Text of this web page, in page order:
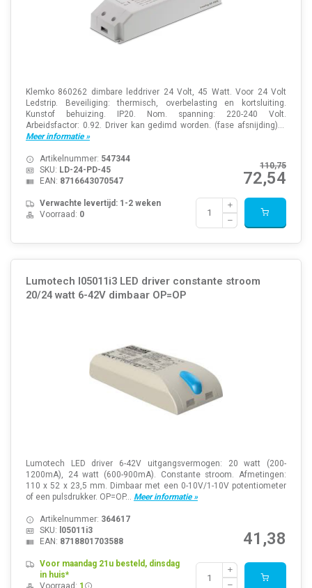
Klemko 860262 dimbare leddriver 24 Volt, 45 Watt. Voor 24 Volt
Ledstrip. Beveiliging: thermisch, overbelasting en kortsluiting.
Kunstof behuizing. IP20. Nom. spanning: 220-240 Volt.
Arbeidsfactor: 0.92. Driver kan gedimd worden. (fase afsnijding)...
Meer informatie »
110,75
72,54
Artikelnummer: 547344
SKU: LD-24-PD-45
EAN: 8716643070547
Verwachte levertijd: 1-2 weken
Voorraad: 0
Lumotech l05011i3 LED driver constante stroom
20/24 watt 6-42V dimbaar OP=OP
Lumotech LED driver 6-42V uitgangsvermogen: 20 watt (200-
1200mA), 24 watt (600-900mA). Constante stroom. Afmetingen:
110 x 52 x 23,5 mm. Dimbaar met een 0-10V/1-10V potentiometer
of een pulsdrukker. OP=OP... Meer informatie »
41,38
Artikelnummer: 364617
SKU: l05011i3
EAN: 8718801703588
Voor maandag 21u besteld, dinsdag
in huis*
Voorraad: 1